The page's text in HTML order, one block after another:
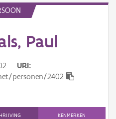
Paul
URI
personen/2402
KENMERKEN